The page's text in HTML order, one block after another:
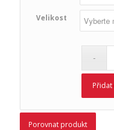
Velikost
Porovnat produkt